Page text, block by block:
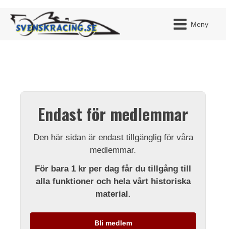
Meny
Endast för medlemmar
Den här sidan är endast tillgänglig för våra
medlemmar.
För bara 1 kr per dag får du tillgång till
alla funktioner och hela vårt historiska
material.
Bli medlem